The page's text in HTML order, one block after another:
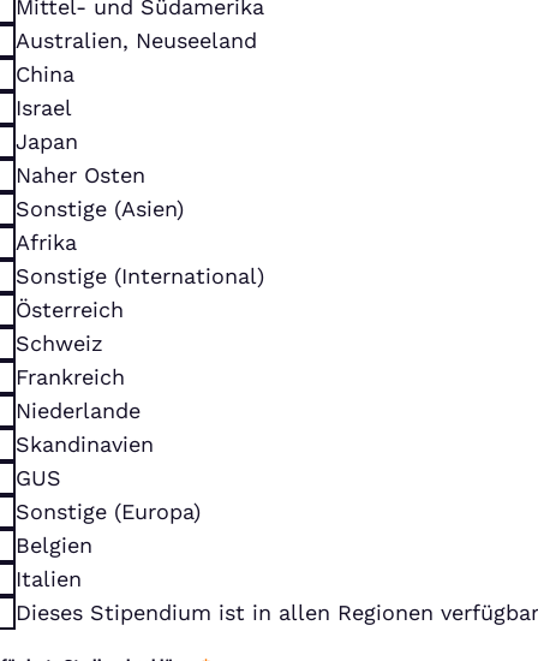
Mittel- und Südamerika
Australien, Neuseeland
China
Israel
Japan
Naher Osten
Sonstige (Asien)
Afrika
Sonstige (International)
Österreich
Schweiz
Frankreich
Niederlande
Skandinavien
GUS
Sonstige (Europa)
Belgien
Italien
Dieses Stipendium ist in allen Regionen